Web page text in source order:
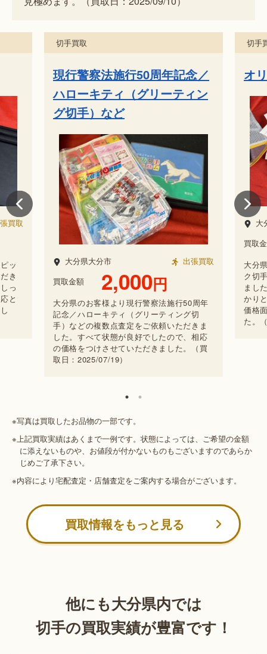
ン
買取
年
切手買取
オリンピック切手など
大分県大分市
出張買取
買取金額
5,000円
大分県にお住まいのお客様よりオリンピッ
ク切手などなど類の査定ご依頼をいただき
ました。大切なお品物だから査定士がしっ
かりと価値を見極めます。査定士の対応と
価格面においても満足していただけまし
た。（買取日：2025/05/13）
切手
現
ハ
グ
大
買取
大分
記念
手）
※写真は買取したお品物の一部です。
※上記買取実績はあくまで一例です。状態によっては、ご希望の金額
に添えないものや、お値段が付かないものもございますのであらか
じめご了承下さい。
※内容により宅配査定・店舗査定をご案内する場合がございます。
買取情報をもっと見る
他にも大分県内では
切手の買取実績が豊富です！